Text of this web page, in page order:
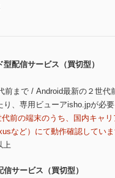
型配信サービス（買切型）
前まで / Android最新の２世代
、専用ビューアisho.jpが必要
前の端末のうち、国内キャ
など）にて動作確認してい
上
サービス（買切型）